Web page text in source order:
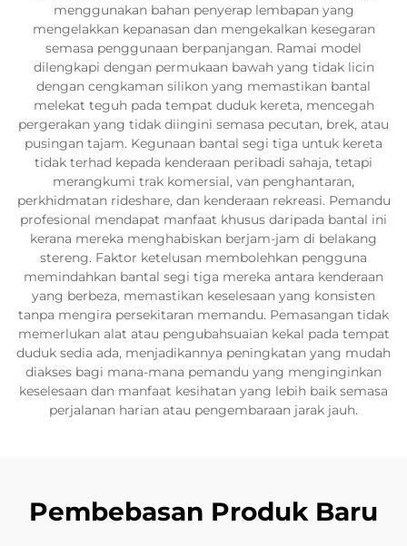
menggunakan bahan penyerap lembapan yang
mengelakkan kepanasan dan mengekalkan kesegaran
semasa penggunaan berpanjangan. Ramai model
dilengkapi dengan permukaan bawah yang tidak licin
dengan cengkaman silikon yang memastikan bantal
melekat teguh pada tempat duduk kereta, mencegah
pergerakan yang tidak diingini semasa pecutan, brek, atau
pusingan tajam. Kegunaan bantal segi tiga untuk kereta
tidak terhad kepada kenderaan peribadi sahaja, tetapi
merangkumi trak komersial, van penghantaran,
perkhidmatan rideshare, dan kenderaan rekreasi. Pemandu
profesional mendapat manfaat khusus daripada bantal ini
kerana mereka menghabiskan berjam-jam di belakang
stereng. Faktor ketelusan membolehkan pengguna
memindahkan bantal segi tiga mereka antara kenderaan
yang berbeza, memastikan keselesaan yang konsisten
tanpa mengira persekitaran memandu. Pemasangan tidak
memerlukan alat atau pengubahsuaian kekal pada tempat
duduk sedia ada, menjadikannya peningkatan yang mudah
diakses bagi mana-mana pemandu yang menginginkan
keselesaan dan manfaat kesihatan yang lebih baik semasa
perjalanan harian atau pengembaraan jarak jauh.
Pembebasan Produk Baru